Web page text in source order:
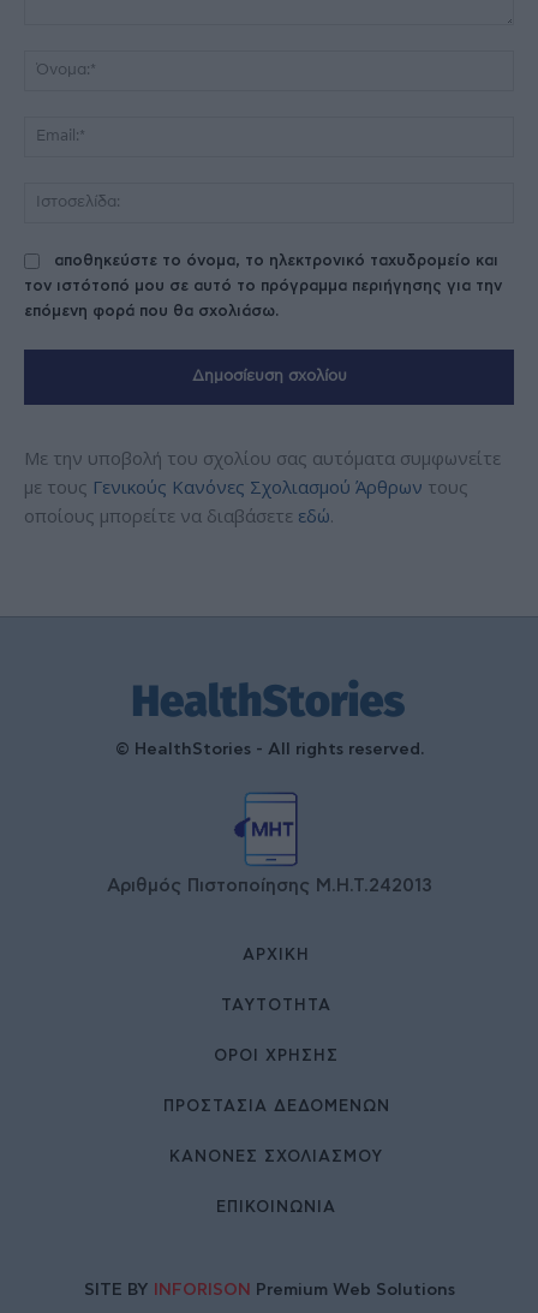
αποθηκεύστε το όνομα, το ηλεκτρονικό ταχυδρομείο και
τον ιστότοπό μου σε αυτό το πρόγραμμα περιήγησης για την
επόμενη φορά που θα σχολιάσω.
Με την υποβολή του σχολίου σας αυτόματα συμφωνείτε
με τους Γενικούς Κανόνες Σχολιασμού Άρθρων τους
οποίους μπορείτε να διαβάσετε εδώ.
© HealthStories - All rights reserved.
Αριθμός Πιστοποίησης Μ.Η.Τ.242013
ΑΡΧΙΚΉ
ΤΑΥΤΌΤΗΤΑ
ΌΡΟΙ ΧΡΉΣΗΣ
ΠΡΟΣΤΑΣΙΑ ΔΕΔΟΜΕΝΩΝ
ΚΑΝΟΝΕΣ ΣΧΟΛΙΑΣΜΟΥ
ΕΠΙΚΟΙΝΩΝΊΑ
SITE BY INFORISON Premium Web Solutions